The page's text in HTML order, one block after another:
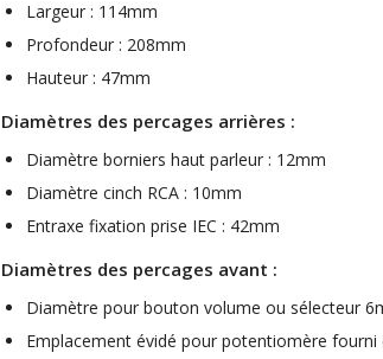
EVERSOLO DMP-A6 GEN 2
Streamer 2x ES9038Q2M...
WIIM PRO+ Audio Streamer
249,00 €
AIYIMA HYFIOO DM100
Streamer Digital Transport...
Largeur : 114mm
Profondeur : 208mm
Hauteur : 47mm
Diamètres des percages arrières :
Diamètre borniers haut parleur : 12mm
Diamètre cinch RCA : 10mm
Entraxe fixation prise IEC : 42mm
Diamètres des percages avant :
Diamètre pour bouton volume ou sélecteur
Emplacement évidé pour potentiomère